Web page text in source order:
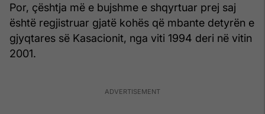
Por, çështja më e bujshme e shqyrtuar prej saj
është regjistruar gjatë kohës që mbante detyrën e
gjyqtares së Kasacionit, nga viti 1994 deri në vitin
2001.